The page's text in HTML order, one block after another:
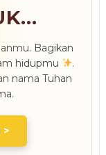
Bagikan
hidupmu
.
nama Tuhan
>